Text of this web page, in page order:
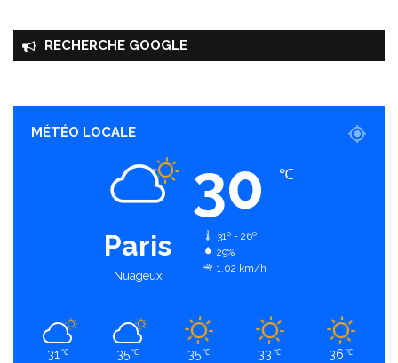
RECHERCHE GOOGLE
MÉTÉO LOCALE
Paris
Nuageux
30 ℃
31º - 26º
29%
1.02 km/h
31 ℃ 35 ℃ 35 ℃ 33 ℃ 36 ℃